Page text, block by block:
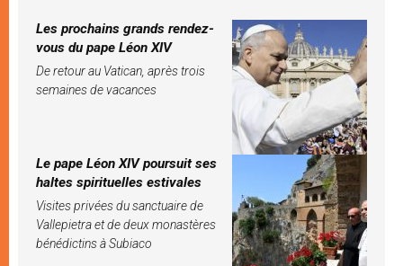
Les prochains grands rendez-
vous du pape Léon XIV
De retour au Vatican, après trois
semaines de vacances
Le pape Léon XIV poursuit ses
haltes spirituelles estivales
Visites privées du sanctuaire de
Vallepietra et de deux monastères
bénédictins à Subiaco